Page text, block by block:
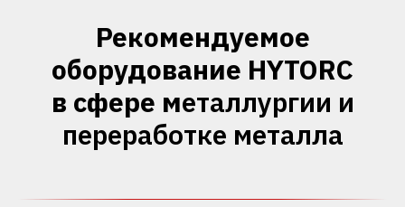
Рекомендуемое
оборудование HYTORC
в сфере металлургии и
переработке металла